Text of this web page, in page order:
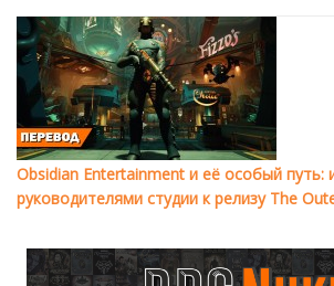
Obsidian Entertainment и её особый путь:
руководителями студии к релизу The